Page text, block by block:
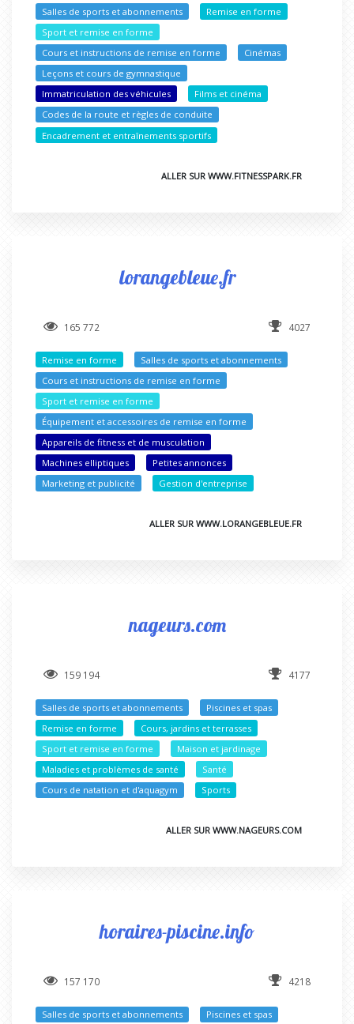
Salles de sports et abonnements
Remise en forme
Sport et remise en forme
Cours et instructions de remise en forme
Cinémas
Leçons et cours de gymnastique
Immatriculation des véhicules
Films et cinéma
Codes de la route et règles de conduite
Encadrement et entraînements sportifs
ALLER SUR WWW.FITNESSPARK.FR
lorangebleue.fr
165 772 4027
Remise en forme
Salles de sports et abonnements
Cours et instructions de remise en forme
Sport et remise en forme
Équipement et accessoires de remise en forme
Appareils de fitness et de musculation
Machines elliptiques
Petites annonces
Marketing et publicité
Gestion d'entreprise
ALLER SUR WWW.LORANGEBLEUE.FR
nageurs.com
159 194 4177
Salles de sports et abonnements
Piscines et spas
Remise en forme
Cours, jardins et terrasses
Sport et remise en forme
Maison et jardinage
Maladies et problèmes de santé
Santé
Cours de natation et d'aquagym
Sports
ALLER SUR WWW.NAGEURS.COM
horaires-piscine.info
157 170 4218
Salles de sports et abonnements
Piscines et spas